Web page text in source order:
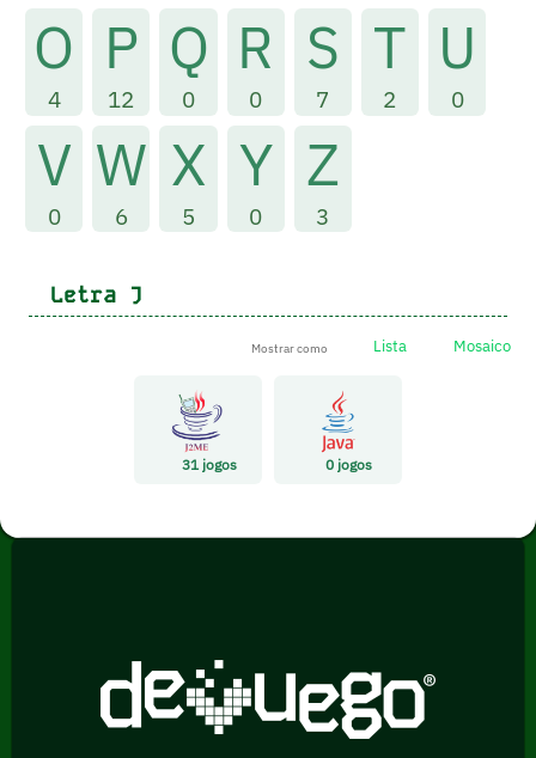
O
4
P
12
Q
0
R
0
S
7
T
2
U
0
V
0
W
6
X
5
Y
0
Z
3
Letra J
Mostrar como Lista Mosaico
31jogos 0jogos